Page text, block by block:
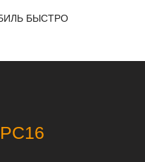
БЫСТРО